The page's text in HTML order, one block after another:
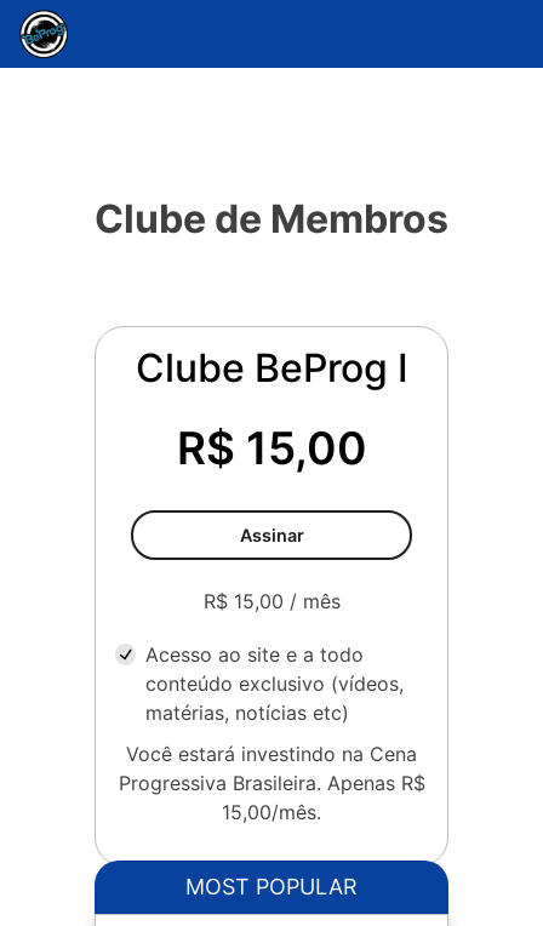
Clube de Membros
Clube BeProg I
R$ 15,00
Assinar
R$ 15,00 / mês
Acesso ao site e a todo
conteúdo exclusivo (vídeos,
matérias, notícias etc)
Você estará investindo na Cena
Progressiva Brasileira. Apenas R$
15,00/mês.
MOST POPULAR